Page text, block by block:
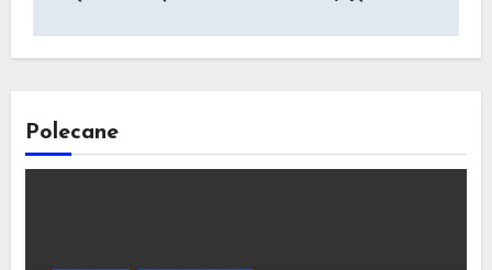
Polecane